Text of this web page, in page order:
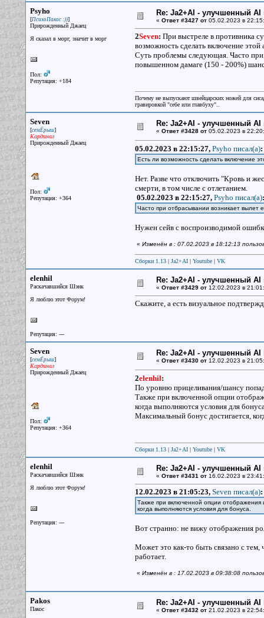
Psyho
[ПсихоПакос :))]
Прирожденный Джаец
Я сказал в морг, значит в морг
Пол:
Репутация: +184
Re: Ja2+AI - улучшенный AI
« Ответ #3427 от05.02.2023 в
2Seven: При выстреле в противника
возможность сделать включение
Суть проблемы следующая. Часто при
повышенном дамаге (150 - 200%)
Почему не выпускают швейцарских ножей для
гравировкой "себе или главбуху"..
Seven
[семЁрыш]
Кардинал
Прирожденный Джаец
Пол:
Репутация: +364
Re: Ja2+AI - улучшенный AI
« Ответ #3428 от05.02.2023 в
05.02.2023 в 22:15:27, Psyho писал(a):
Есть ли возможность сделать включение
Нет. Разве что отключить "Кровь и
смерти, в том числе с отлетанием.
05.02.2023 в 22:15:27, Psyho писал(a):
Часто при отбрасывании возникает вылет
Нужен сейв с воспроизводимой
« Изменён в : 07.02.2023 в 18:12:13
Сборки 1.13| Ja2+AI| Youtube| VK
elenhil
Раскачавшийся Шэнк
Я люблю этот Форум!
Репутация: ---
Re: Ja2+AI - улучшенный AI
« Ответ #3429 от12.02.2023 в
Скажите, а есть визуальное
Seven
[семЁрыш]
Кардинал
Прирожденный Джаец
Пол:
Репутация: +364
Re: Ja2+AI - улучшенный AI
« Ответ #3430 от12.02.2023 в
2elenhil:
По уровню прицеливания/шансу
Также при включенной опции
когда выполняются условия для
Максимальный бонус достигается,
Сборки 1.13| Ja2+AI| Youtube| VK
elenhil
Раскачавшийся Шэнк
Я люблю этот Форум!
Репутация: ---
Re: Ja2+AI - улучшенный AI
« Ответ #3431 от16.02.2023 в
12.02.2023 в 21:05:23, Seven писал(a):
Также при включенной опции
когда выполняются условия для бонуса.
Вот странно: не вижу отображения
Может это как-то быть связано с
работает.
« Изменён в : 17.02.2023 в 09:38:08
Pakos
Пакос
Re: Ja2+AI - улучшенный AI
« Ответ #3432 от21.02.2023 в